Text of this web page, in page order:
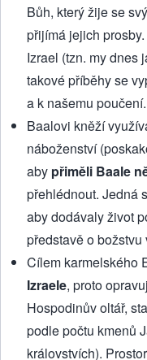
Bůh, který žije se
přijímá jejich
Izrael (tzn. my dnes
takové příběhy se
a k našemu poučení.
Baalovi kněží
náboženství
aby přiměli Baale
přehlédnout. Jedná
aby dodávaly život
představě o
Cílem karmelského
Izraele, proto
Hospodinův oltář,
podle počtu kmenů
královstvích).